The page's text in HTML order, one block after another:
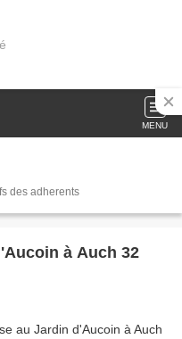
MENU
des adherents
à Auch 32